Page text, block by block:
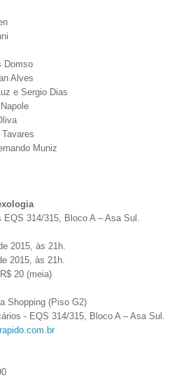
Domso
Alves
e Sergio Dias
Muniz
314/315, Bloco A – Asa Sul.
2015, às 21h.
2015, às 21h.
20 (meia)
Shopping (Piso G2)
- EQS 314/315, Bloco A – Asa Sul.